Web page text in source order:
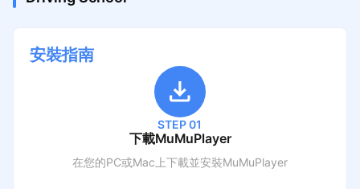
安裝指南
STEP 01
下載MuMuPlayer
在您的PC或Mac上下載並安裝MuMuPlayer